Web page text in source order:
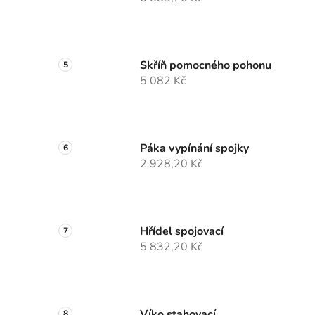
Skříň pomocného pohonu
5 082 Kč
Páka vypínání spojky
2 928,20 Kč
Hřídel spojovací
5 832,20 Kč